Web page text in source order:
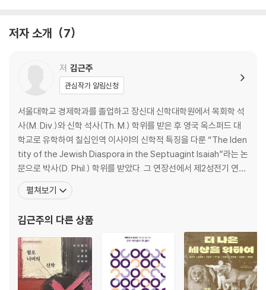
저자 소개 7
저 김근주
관심작가 알림신청
서울대학교 경제학과를 졸업하고 장신대 신학대학원에서 목회학 석
사(M. Div.)와 신학 석사(Th. M.) 학위를 받은 후 영국 옥스퍼드 대
학교로 유학하여 칠십인역 이사야의 신학적 특징을 다룬 “The Iden
tity of the Jewish Diaspora in the Septuagint Isaiah”라는 논
문으로 박사(D. Phil.) 학위를 받았다. 그 연장선에서 제2성전기 연구
와 칠십인역의 우리말 번역 작업에 힘쓰고 있다. 웨스트민스터신학대
학원대학교에서 구약학을 가르쳤고, 지금은 기독연구원 느헤미야의
야》
펼쳐보기
김근주의 다른 상품